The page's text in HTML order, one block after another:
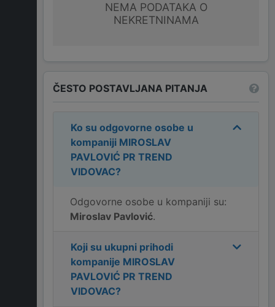
NEMA PODATAKA O
NEKRETNINAMA
ČESTO POSTAVLJANA PITANJA
Ko su odgovorne osobe u
kompaniji MIROSLAV
PAVLOVIĆ PR TREND
VIDOVAC?
Odgovorne osobe u kompaniji su:
Miroslav Pavlović.
Koji su ukupni prihodi
kompanije MIROSLAV
PAVLOVIĆ PR TREND
VIDOVAC?